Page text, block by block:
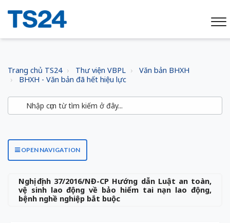
Trang chủ TS24 Thư viện VBPL
Văn bản BHXH
BHXH - Văn bản đã hết hiệu lực
OPEN NAVIGATION
Nghị định 37/2016/NĐ-CP Hướng dẫn Luật an toàn,
vệ sinh lao động về bảo hiểm tai nạn lao động,
bệnh nghề nghiệp bắt buộc